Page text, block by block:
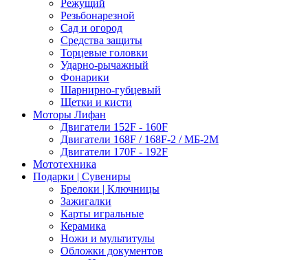
Режущий
Резьбонарезной
Сад и огород
Средства защиты
Торцевые головки
Ударно-рычажный
Фонарики
Шарнирно-губцевый
Щетки и кисти
Моторы Лифан
Двигатели 152F - 160F
Двигатели 168F / 168F-2 / МБ-2М
Двигатели 170F - 192F
Мототехника
Подарки | Сувениры
Брелоки | Ключницы
Зажигалки
Карты игральные
Керамика
Ножи и мультитулы
Обложки документов